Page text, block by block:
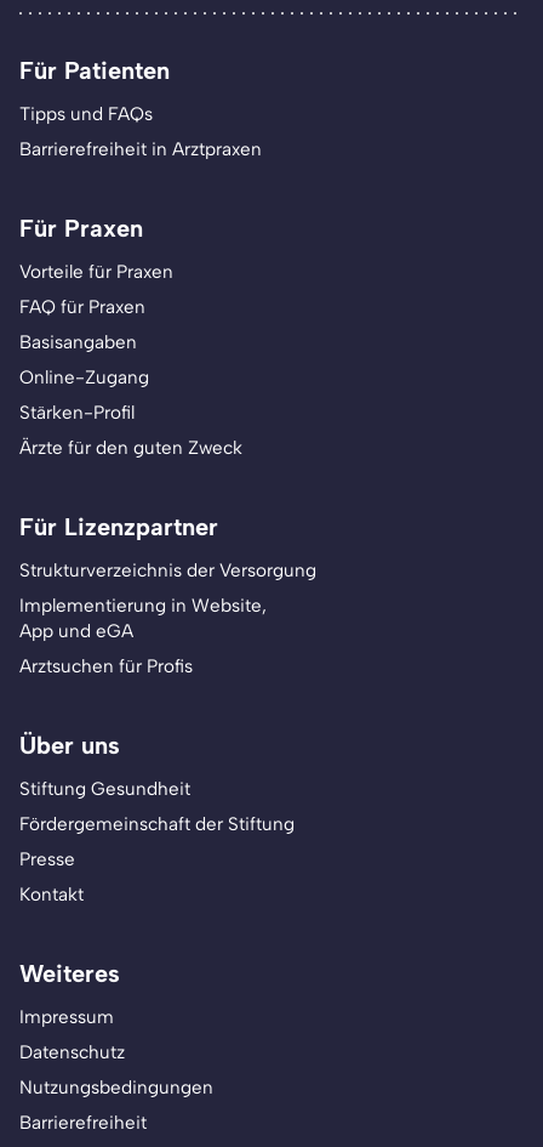
Für Patienten
Tipps und FAQs
Barrierefreiheit in Arztpraxen
Für Praxen
Vorteile für Praxen
FAQ für Praxen
Basisangaben
Online-Zugang
Stärken-Profil
Ärzte für den guten Zweck
Für Lizenzpartner
Strukturverzeichnis der Versorgung
Implementierung in Website,
App und eGA
Arztsuchen für Profis
Über uns
Stiftung Gesundheit
Fördergemeinschaft der Stiftung
Presse
Kontakt
Weiteres
Impressum
Datenschutz
Nutzungsbedingungen
Barrierefreiheit